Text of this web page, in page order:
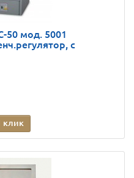
50 мод. 5001
с
клик